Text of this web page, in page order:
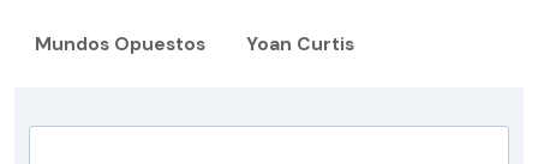
Mundos Opuestos Yoan Curtis